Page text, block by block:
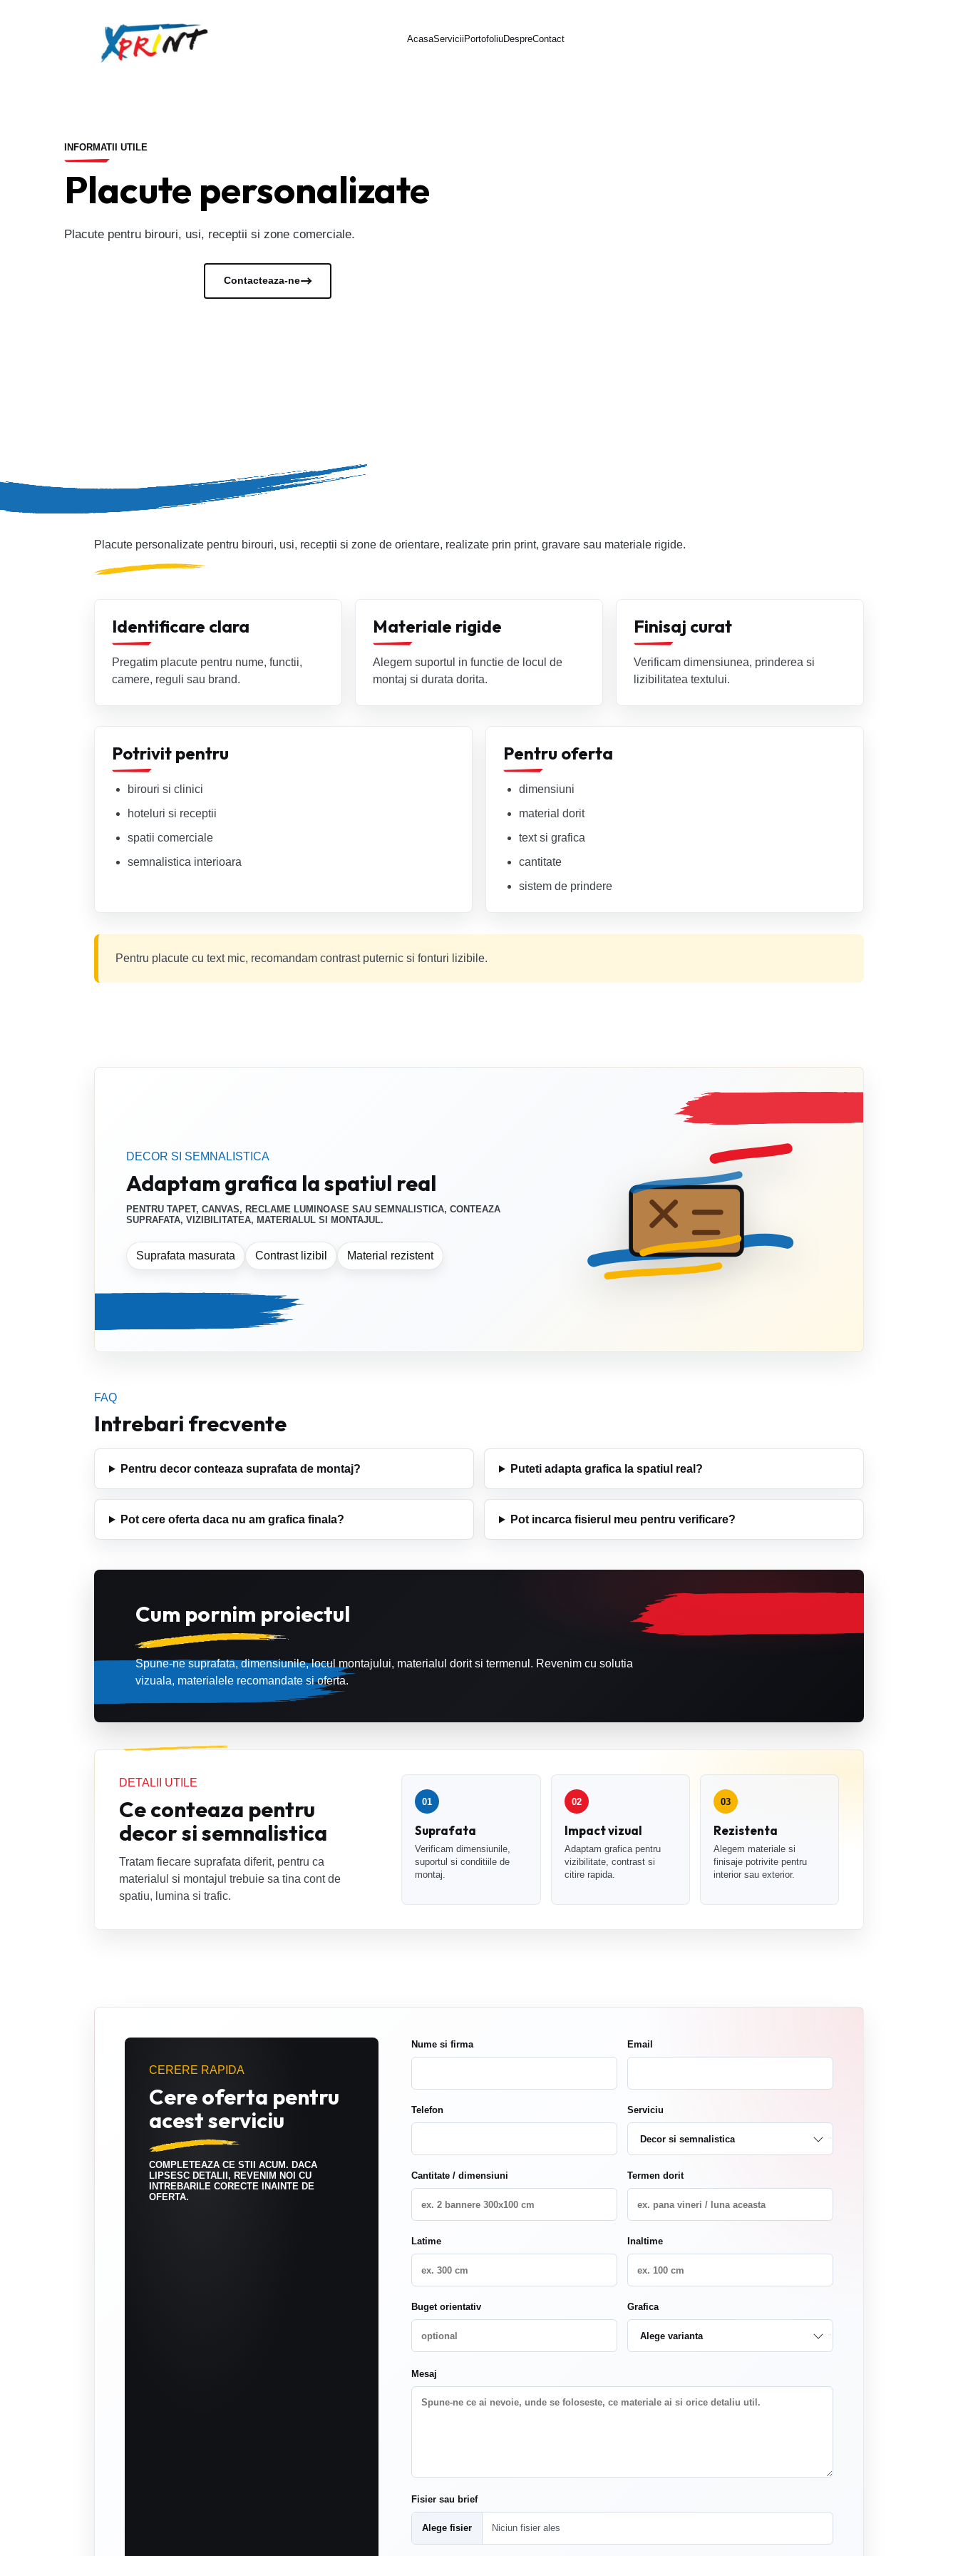
AcasaServicii PortofoliuDespreContact
INFORMATII UTILE
Placute personalizate
Placute pentru birouri, usi, receptii si zone comerciale.
Contacteaza-ne
Placute personalizate pentru birouri, usi, receptii si zone de orientare, realizate prin print, gravare sau materiale rigide.
Identificare clara
Pregatim placute pentru nume, functii,
camere, reguli sau brand.
Materiale rigide
Alegem suportul in functie de locul de
montaj si durata dorita.
Finisaj curat
Verificam dimensiunea, prinderea si
lizibilitatea textului.
Potrivit pentru
birouri si clinici
hoteluri si receptii
spatii comerciale
semnalistica interioara
Pentru oferta
dimensiuni
material dorit
text si grafica
cantitate
sistem de prindere
Pentru placute cu text mic, recomandam contrast puternic si fonturi lizibile.
DECOR SI SEMNALISTICA
Adaptam grafica la spatiul real
PENTRU TAPET, CANVAS, RECLAME LUMINOASE SAU SEMNALISTICA, CONTEAZA
SUPRAFATA, VIZIBILITATEA, MATERIALUL SI MONTAJUL.
Suprafata masurata Contrast lizibil Material rezistent
FAQ
Intrebari frecvente
Pentru decor conteaza suprafata de montaj? Puteti adapta grafica la spatiul real?
Pot cere oferta daca nu am grafica finala? Pot incarca fisierul meu pentru verificare?
Cum pornim proiectul
Spune-ne suprafata, dimensiunile, locul montajului, materialul dorit si termenul. Revenim cu solutia
vizuala, materialele recomandate si oferta.
DETALII UTILE
Ce conteaza pentru
decor si semnalistica
Tratam fiecare suprafata diferit, pentru ca
materialul si montajul trebuie sa tina cont de
spatiu, lumina si trafic.
01
Suprafata
Verificam dimensiunile,
suportul si conditiile de
montaj.
02
Impact vizual
Adaptam grafica pentru
vizibilitate, contrast si
citire rapida.
03
Rezistenta
Alegem materiale si
finisaje potrivite pentru
interior sau exterior.
CERERE RAPIDA
Cere oferta pentru
acest serviciu
COMPLETEAZA CE STII ACUM. DACA
LIPSESC DETALII, REVENIM NOI CU
INTREBARILE CORECTE INAINTE DE
OFERTA.
Nume si firma Email
Telefon Serviciu
Cantitate / dimensiuni Termen dorit
Latime Inaltime
Buget orientativ Grafica
Mesaj
Fisier sau brief
Alege fisier Niciun fisier ales